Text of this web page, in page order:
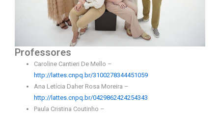
Professores
Caroline Cantieri De Mello –
http://lattes.cnpq.br/3100278344451059
Ana Letícia Daher Rosa Moreira –
http://lattes.cnpq.br/0429862424254343
Paula Cristina Coutinho –